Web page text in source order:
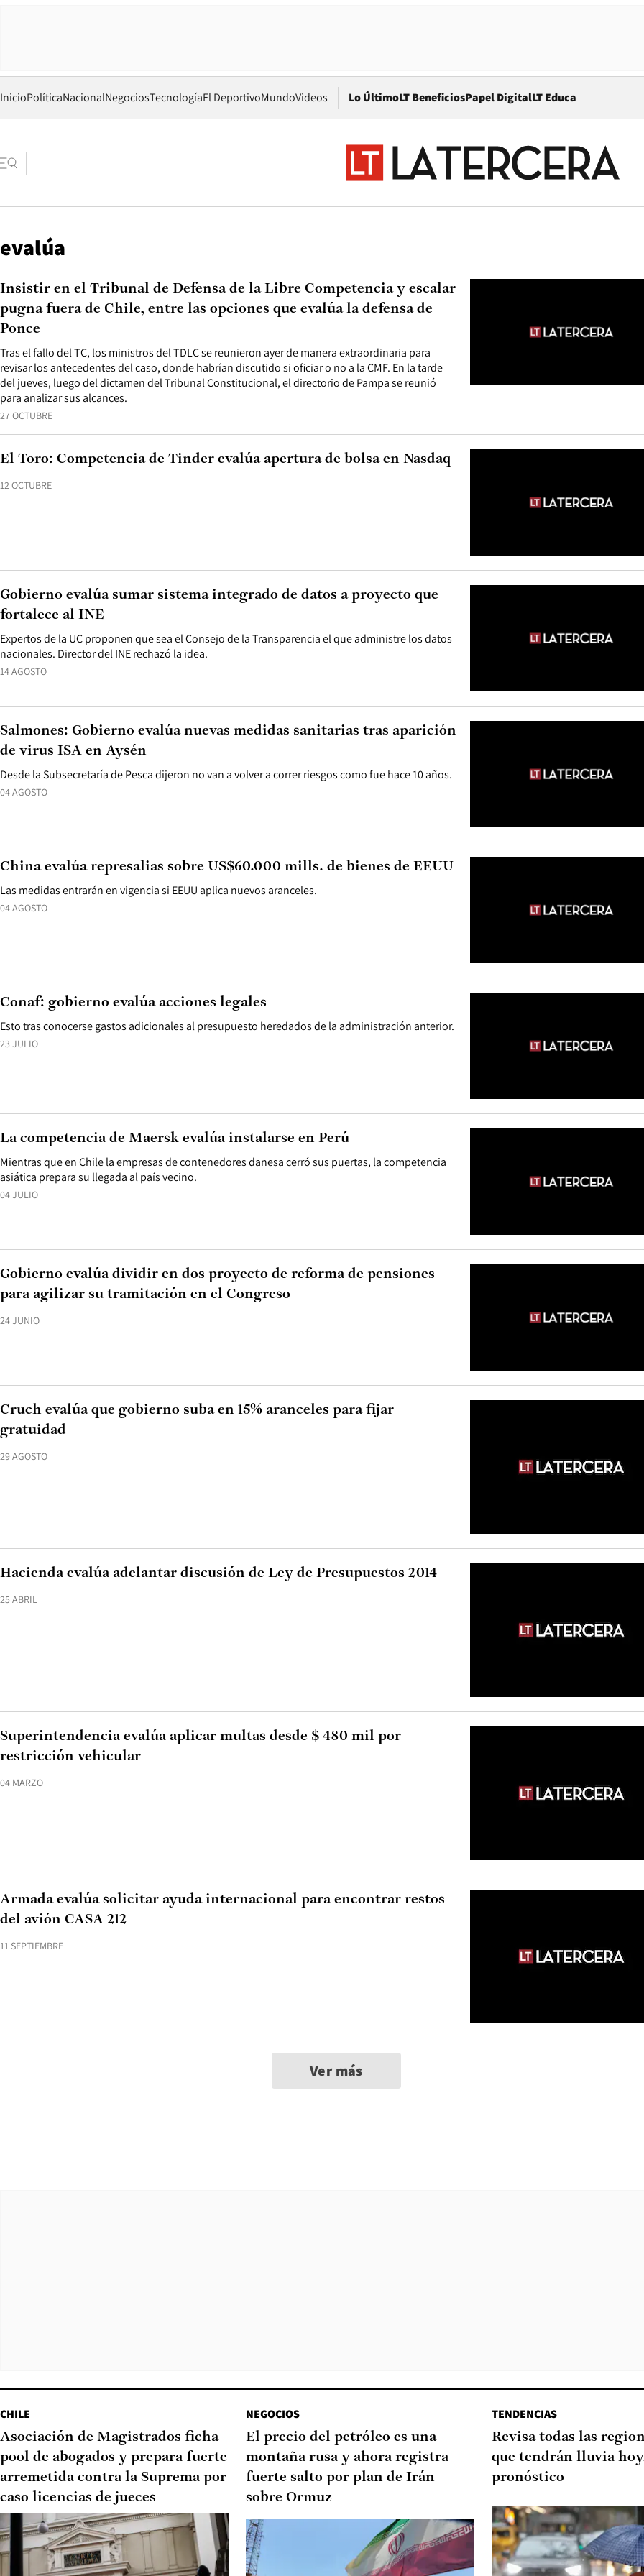
InicioPolíticaNacionalNegociosTecnologíaEl DeportivoMundoVideos Lo ÚltimoLT BeneficiosPapel DigitalOpens in new window
LT Educa
evalúa
27 OCTUBRE
Tras el fallo del TC, los ministros del TDLC se reunieron ayer de manera extraordinaria para
revisar los antecedentes del caso, donde habrían discutido si oficiar o no a la CMF. En la tarde
del jueves, luego del dictamen del Tribunal Constitucional, el directorio de Pampa se reunió
para analizar sus alcances.
Insistir en el Tribunal de Defensa de la Libre Competencia y escalar
pugna fuera de Chile, entre las opciones que evalúa la defensa de
Ponce
12 OCTUBRE
El Toro: Competencia de Tinder evalúa apertura de bolsa en Nasdaq
14 AGOSTO
Expertos de la UC proponen que sea el Consejo de la Transparencia el que administre los datos
nacionales. Director del INE rechazó la idea.
Gobierno evalúa sumar sistema integrado de datos a proyecto que
fortalece al INE
04 AGOSTO
Desde la Subsecretaría de Pesca dijeron no van a volver a correr riesgos como fue hace 10 años.
Salmones: Gobierno evalúa nuevas medidas sanitarias tras aparición
de virus ISA en Aysén
04 AGOSTO
Las medidas entrarán en vigencia si EEUU aplica nuevos aranceles.
China evalúa represalias sobre US$60.000 mills. de bienes de EEUU
23 JULIO
Esto tras conocerse gastos adicionales al presupuesto heredados de la administración anterior.
Conaf: gobierno evalúa acciones legales
04 JULIO
Mientras que en Chile la empresas de contenedores danesa cerró sus puertas, la competencia
asiática prepara su llegada al país vecino.
La competencia de Maersk evalúa instalarse en Perú
24 JUNIO
Gobierno evalúa dividir en dos proyecto de reforma de pensiones
para agilizar su tramitación en el Congreso
29 AGOSTO
Cruch evalúa que gobierno suba en 15% aranceles para fijar
gratuidad
25 ABRIL
Hacienda evalúa adelantar discusión de Ley de Presupuestos 2014
04 MARZO
Superintendencia evalúa aplicar multas desde $ 480 mil por
restricción vehicular
11 SEPTIEMBRE
Armada evalúa solicitar ayuda internacional para encontrar restos
del avión CASA 212
Ver más
CHILE
Asociación de Magistrados ficha
pool de abogados y prepara fuerte
arremetida contra la Suprema por
caso licencias de jueces
NEGOCIOS
El precio del petróleo es una
montaña rusa y ahora registra
fuerte salto por plan de Irán
sobre Ormuz
TENDENCIAS
Revisa todas las
que tendrán lluvia
pronóstico